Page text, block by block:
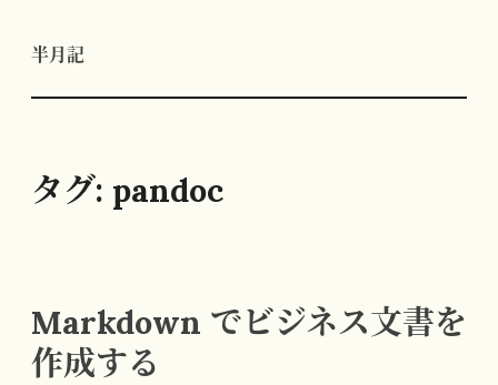
ス
半月記
タグ: pandoc
Markdown でビジネス文書を
作成する